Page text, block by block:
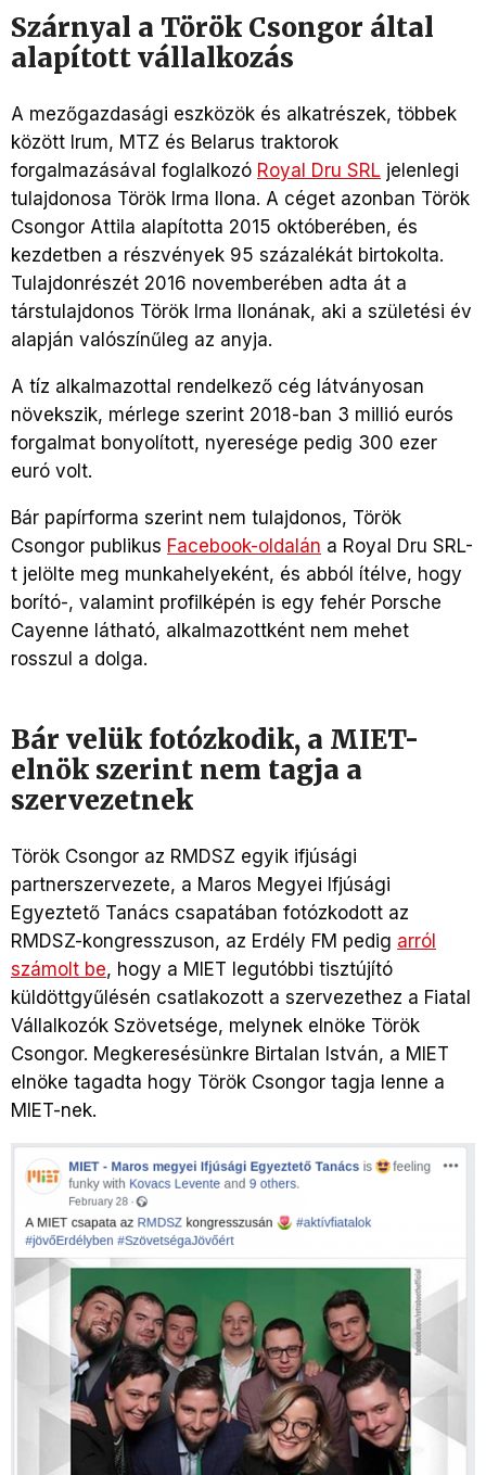
Szárnyal a Török Csongor által
alapított vállalkozás
A mezőgazdasági eszközök és alkatrészek, többek
között Irum, MTZ és Belarus traktorok
forgalmazásával foglalkozó Royal Dru SRL jelenlegi
tulajdonosa Török Irma Ilona. A céget azonban Török
Csongor Attila alapította 2015 októberében, és
kezdetben a részvények 95 százalékát birtokolta.
Tulajdonrészét 2016 novemberében adta át a
társtulajdonos Török Irma Ilonának, aki a születési év
alapján valószínűleg az anyja.
A tíz alkalmazottal rendelkező cég látványosan
növekszik, mérlege szerint 2018-ban 3 millió eurós
forgalmat bonyolított, nyeresége pedig 300 ezer
euró volt.
Bár papírforma szerint nem tulajdonos, Török
Csongor publikus Facebook-oldalán a Royal Dru SRL-
t jelölte meg munkahelyeként, és abból ítélve, hogy
borító-, valamint profilképén is egy fehér Porsche
Cayenne látható, alkalmazottként nem mehet
rosszul a dolga.
Bár velük fotózkodik, a MIET-
elnök szerint nem tagja a
szervezetnek
Török Csongor az RMDSZ egyik ifjúsági
partnerszervezete, a Maros Megyei Ifjúsági
Egyeztető Tanács csapatában fotózkodott az
RMDSZ-kongresszuson, az Erdély FM pedig arról
számolt be, hogy a MIET legutóbbi tisztújító
küldöttgyűlésén csatlakozott a szervezethez a Fiatal
Vállalkozók Szövetsége, melynek elnöke Török
Csongor. Megkeresésünkre Birtalan István, a MIET
elnöke tagadta hogy Török Csongor tagja lenne a
MIET-nek.